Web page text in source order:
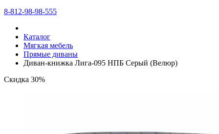
8-812-98-98-555
Каталог
Мягкая мебель
Прямые диваны
Диван-книжка Лига-095 НПБ Серый (Велюр)
Скидка 30%